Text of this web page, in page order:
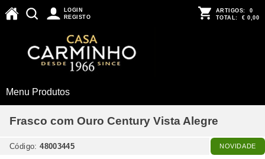
LOGIN
REGISTO
ARTIGOS: 0
TOTAL: € 0,00
Menu Produtos
Frasco com Ouro Century Vista Alegre
Código:48003445 NOVIDADE